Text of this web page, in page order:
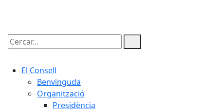
Cercar:
El Consell
Benvinguda
Organització
Presidència